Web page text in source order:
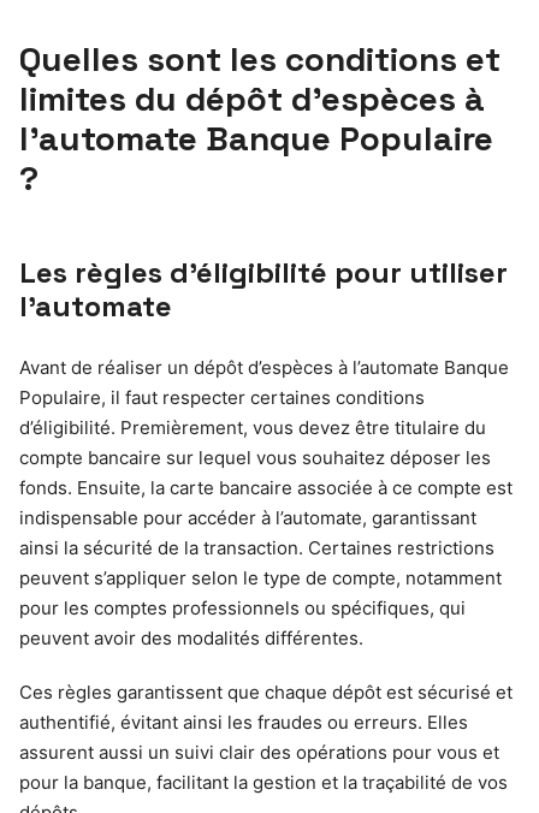
Quelles sont les conditions et
limites du dépôt d’espèces à
l’automate Banque Populaire
?
Les règles d’éligibilité pour utiliser
l’automate
Avant de réaliser un dépôt d’espèces à l’automate Banque
Populaire, il faut respecter certaines conditions
d’éligibilité. Premièrement, vous devez être titulaire du
compte bancaire sur lequel vous souhaitez déposer les
fonds. Ensuite, la carte bancaire associée à ce compte est
indispensable pour accéder à l’automate, garantissant
ainsi la sécurité de la transaction. Certaines restrictions
peuvent s’appliquer selon le type de compte, notamment
pour les comptes professionnels ou spécifiques, qui
peuvent avoir des modalités différentes.
Ces règles garantissent que chaque dépôt est sécurisé et
authentifié, évitant ainsi les fraudes ou erreurs. Elles
assurent aussi un suivi clair des opérations pour vous et
pour la banque, facilitant la gestion et la traçabilité de vos